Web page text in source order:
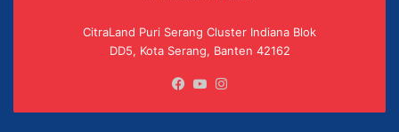
CitraLand Puri Serang Cluster Indiana Blok
DD5, Kota Serang, Banten 42162
Facebook
YouTube